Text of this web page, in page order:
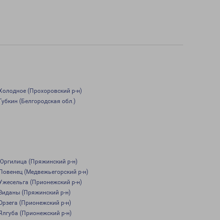
(Прохоровский р-н)
Губкин (Белгородская обл.)
Юргилица (Пряжинский р-н)
Повенец (Медвежьегорский р-н)
(Прионежский р-н)
Виданы (Пряжинский р-н)
(Прионежский р-н)
(Прионежский р-н)